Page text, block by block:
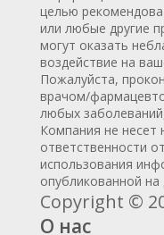
целью
или любые другие
могут оказать
воздействие на
Пожалуйста,
врачом/
любых
Компания не несет
ответственности
использования
опубликованной на
Copyright ©
О нас